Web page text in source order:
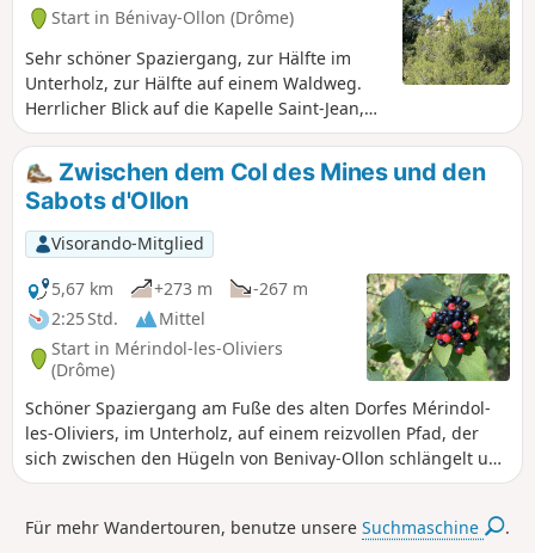
Start in Bénivay-Ollon (Drôme)
Sehr schöner Spaziergang, zur Hälfte im
Unterholz, zur Hälfte auf einem Waldweg.
Herrlicher Blick auf die Kapelle Saint-Jean,
die auf ihrem Felsen thront. Nach einem
Aufstieg auf einem schmalen Pfad im
Unterholz können Sie entlang des
Bergrückens wunderschöne Landschaften
bewundern.
Zwischen dem Col des Mines und den
Sabots d'Ollon
Visorando-Mitglied
5,67 km
+273 m
-267 m
2:25 Std.
Mittel
Start in Mérindol-les-Oliviers
(Drôme)
Schöner Spaziergang am Fuße des alten Dorfes Mérindol-
les-Oliviers, im Unterholz, auf einem reizvollen Pfad, der
sich zwischen den Hügeln von Benivay-Ollon schlängelt und
einen atemberaubenden Blick auf das Massiv der Drôme
Für mehr Wandertouren, benutze unsereSuchmaschine .